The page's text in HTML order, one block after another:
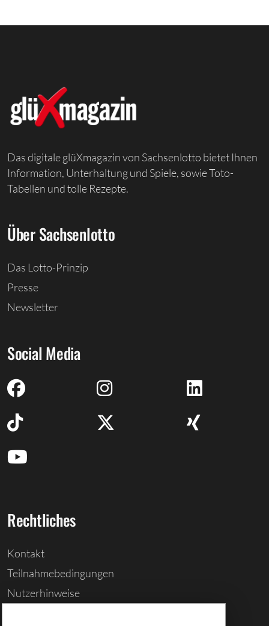
Das digitale glüXmagazin von Sachsenlotto bietet Ihnen
Information, Unterhaltung und Spiele, sowie Toto-
Tabellen und tolle Rezepte.
Über Sachsenlotto
Das Lotto-Prinzip
Presse
Newsletter
Social Media
Rechtliches
Kontakt
Teilnahmebedingungen
Nutzerhinweise